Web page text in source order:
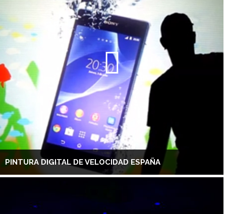
PINTURA DIGITAL DE VELOCIDAD ESPAÑA